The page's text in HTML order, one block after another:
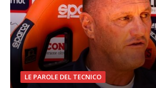
LE PAROLE DEL TECNICO